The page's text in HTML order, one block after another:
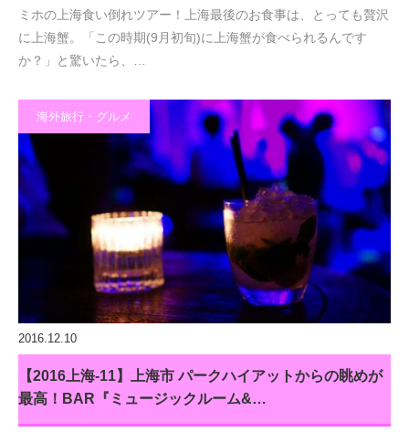
ミホの上海食い倒れツアー！上海最後のお食事は、とっても贅沢
に上海蟹。「この時期(9月初旬)に上海蟹が食べられるんです
か？」と驚いたら、…
海外旅行・グルメ
2016.12.10
【2016上海-11】上海市 パークハイアットからの眺めが
最高！BAR『ミュージックルーム&…